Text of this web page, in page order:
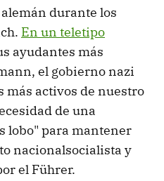
durante los
En un teletipo
ayudantes más
el gobierno nazi
más activos de nuestro
de una
lobo" para mantener
nacionalsocialista y
el Führer.